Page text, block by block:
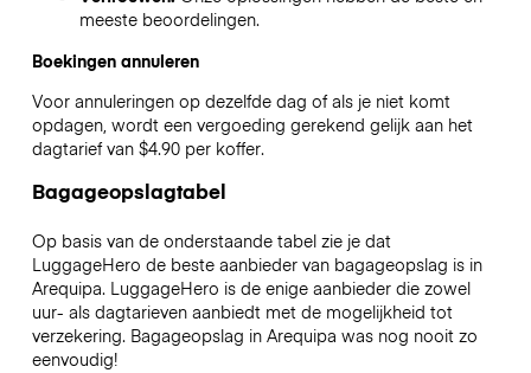
meeste beoordelingen.
Boekingen annuleren
Voor annuleringen op dezelfde dag of als je niet komt
opdagen, wordt een vergoeding gerekend gelijk aan het
dagtarief van $4.90 per koffer.
Bagageopslagtabel
Op basis van de onderstaande tabel zie je dat
LuggageHero de beste aanbieder van bagageopslag is in
Arequipa. LuggageHero is de enige aanbieder die zowel
uur- als dagtarieven aanbiedt met de mogelijkheid tot
verzekering. Bagageopslag in Arequipa was nog nooit zo
eenvoudig!